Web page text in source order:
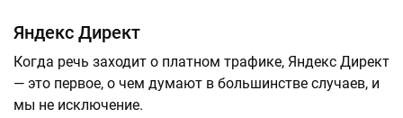
Яндекс Директ
Когда речь заходит о платном трафике, Яндекс Директ
— это первое, о чем думают в большинстве случаев, и
мы не исключение.